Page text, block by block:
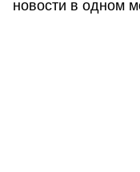
новости в одном